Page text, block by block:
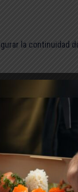
la continuidad